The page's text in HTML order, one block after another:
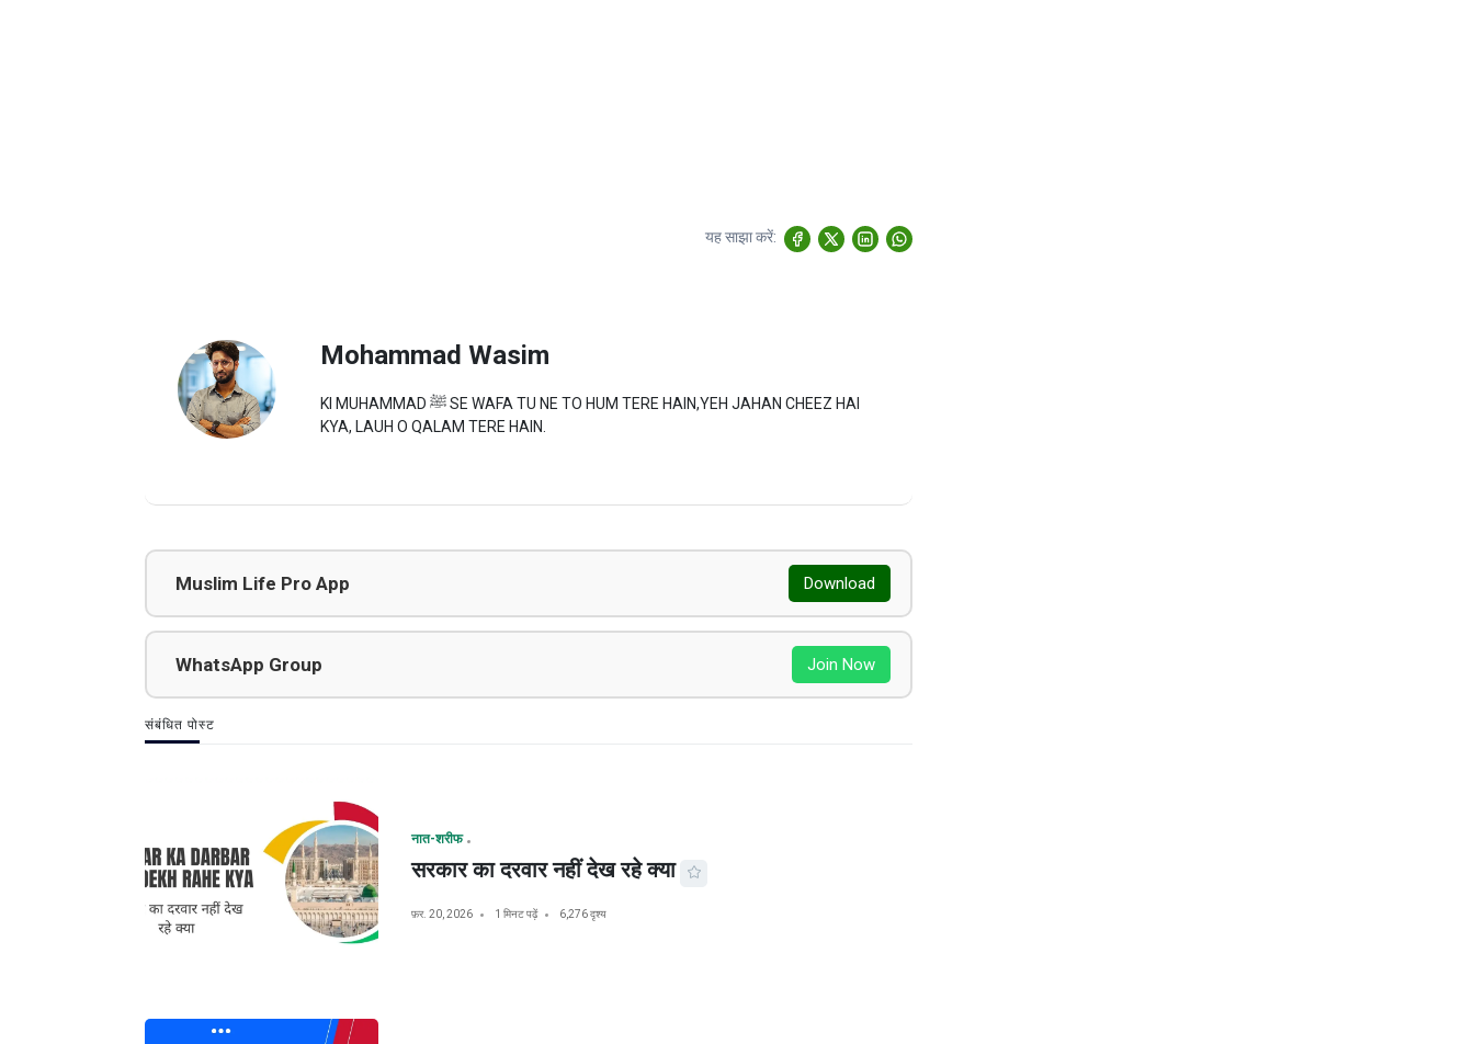
यह साझा करें:
Mohammad Wasim
KI MUHAMMAD ﷺ SE WAFA TU NE TO HUM TERE HAIN,YEH JAHAN CHEEZ HAI
KYA, LAUH O QALAM TERE HAIN.
Muslim Life Pro App Download
WhatsApp Group Join Now
संबंधित पोस्ट
नात-शरीफ
सरकार का दरवार नहीं देख रहे क्या
फ़र. 20, 2026 1 मिनट पढ़ें 6,276 दृश्य